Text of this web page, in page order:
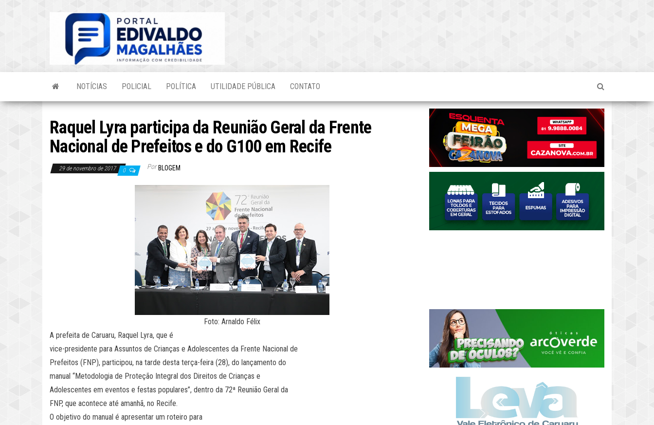
NOTÍCIAS POLICIAL POLÍTICA UTILIDADE PÚBLICA CONTATO
Raquel Lyra participa da Reunião Geral da Frente
Nacional de Prefeitos e do G100 em Recife
29 de novembro de 2017 0 Por BLOGEM
Foto: Arnaldo Félix
A prefeita de Caruaru, Raquel Lyra, que é
vice-presidente para Assuntos de Crianças e Adolescentes da Frente Nacional de
Prefeitos (FNP), participou, na tarde desta terça-feira (28), do lançamento do
manual “Metodologia de Proteção Integral dos Direitos de Crianças e
Adolescentes em eventos e festas populares”, dentro da 72ª Reunião Geral da
FNP, que acontece até amanhã, no Recife.
O objetivo do manual é apresentar um roteiro para